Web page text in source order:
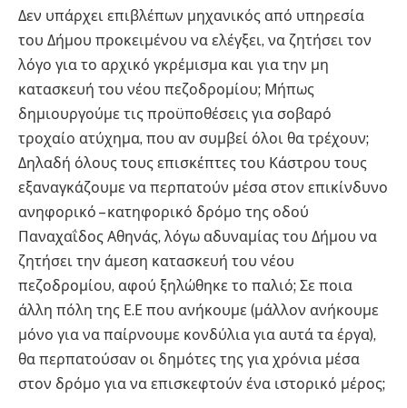
Δεν υπάρχει επιβλέπων μηχανικός από υπηρεσία
του Δήμου προκειμένου να ελέγξει, να ζητήσει τον
λόγο για το αρχικό γκρέμισμα και για την μη
κατασκευή του νέου πεζοδρομίου; Μήπως
δημιουργούμε τις προϋποθέσεις για σοβαρό
τροχαίο ατύχημα, που αν συμβεί όλοι θα τρέχουν;
Δηλαδή όλους τους επισκέπτες του Κάστρου τους
εξαναγκάζουμε να περπατούν μέσα στον επικίνδυνο
ανηφορικό – κατηφορικό δρόμο της οδού
Παναχαΐδος Αθηνάς, λόγω αδυναμίας του Δήμου να
ζητήσει την άμεση κατασκευή του νέου
πεζοδρομίου, αφού ξηλώθηκε το παλιό; Σε ποια
άλλη πόλη της Ε.Ε που ανήκουμε (μάλλον ανήκουμε
μόνο για να παίρνουμε κονδύλια για αυτά τα έργα),
θα περπατούσαν οι δημότες της για χρόνια μέσα
στον δρόμο για να επισκεφτούν ένα ιστορικό μέρος;